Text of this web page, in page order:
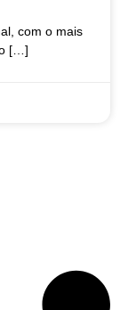
com o mais
[…]